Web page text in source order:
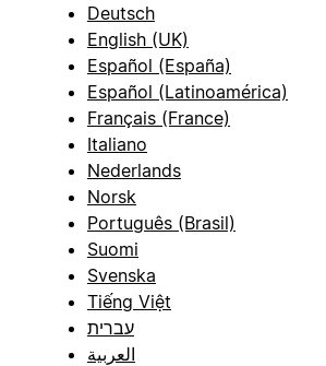
Deutsch
English (UK)
Español (España)
Español (Latinoamérica)
Français (France)
Italiano
Nederlands
Norsk
Português (Brasil)
Suomi
Svenska
Tiếng Việt
עברית
العربية